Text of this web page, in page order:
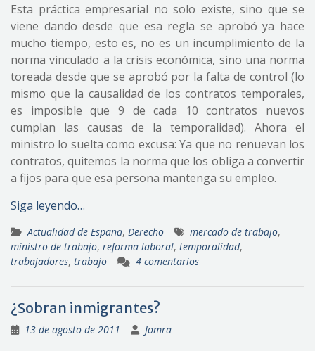
Esta práctica empresarial no solo existe, sino que se
viene dando desde que esa regla se aprobó ya hace
mucho tiempo, esto es, no es un incumplimiento de la
norma vinculado a la crisis económica, sino una norma
toreada desde que se aprobó por la falta de control (lo
mismo que la causalidad de los contratos temporales,
es imposible que 9 de cada 10 contratos nuevos
cumplan las causas de la temporalidad). Ahora el
ministro lo suelta como excusa: Ya que no renuevan los
contratos, quitemos la norma que los obliga a convertir
a fijos para que esa persona mantenga su empleo.
Siga leyendo…
Actualidad de España, Derecho mercado de trabajo,
ministro de trabajo, reforma laboral, temporalidad,
trabajadores, trabajo 4 comentarios
¿Sobran inmigrantes?
13 de agosto de 2011 Jomra